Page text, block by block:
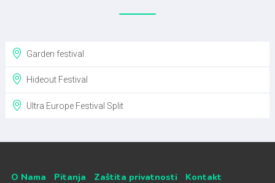
Garden festival
Hideout Festival
Ultra Europe Festival Split
O Nama Pitanja Zaštita privatnosti Kontakt